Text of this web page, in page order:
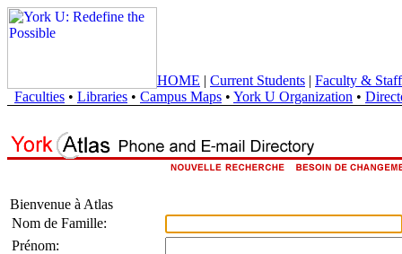
HOME | Current Students | Faculty & Staff
Faculties • Libraries • Campus Maps • York U Organization •
Bienvenue à Atlas
Nom de Famille:
Prénom: